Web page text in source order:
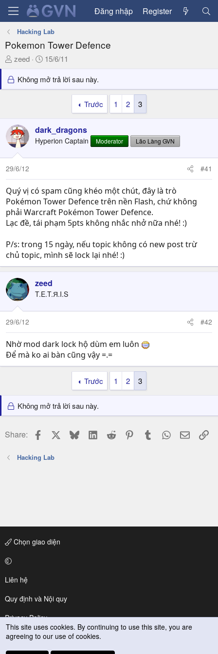
Đăng nhập Register
Hacking Lab
Pokemon Tower Defence
T
r
e
t
a
r
e
r
zeed
N
à
y
15/6/11
Không mở trả lời sau này.
Trước 1 2 3
dark_dragons
Hyperion Captain Moderator Lão Làng GVN
29/6/12 #41
Quý vị có spam cũng khéo một chút, đây là trò
Pokémon Tower Defence trên nền Flash, chứ không
phải Warcraft Pokémon Tower Defence.
Lạc đề, tái phạm 5pts không nhắc nhở nữa nhé! :)
P/s: trong 15 ngày, nếu topic không có new post trừ
chủ topic, mình sẽ lock lại nhé! :)
zeed
T.E.T.Я.I.S
29/6/12 #42
Nhờ mod dark lock hộ dùm em luôn
Để mà ko ai bàn cũng vậy =.=
Trước 1 2 3
Không mở trả lời sau này.
Share: Facebook BlueskyLinkedIn
Reddit PinterestTumblr WhatsApp
Email
Hacking Lab
Chọn giao diện
Liên hệ
Quy định và Nội quy
Privacy Policy
Trợ giúp
This site uses cookies. By continuing to use this site, you are
agreeing to our use of cookies.